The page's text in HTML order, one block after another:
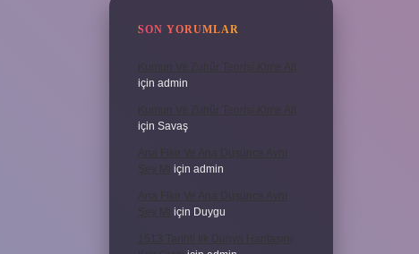
SON YORUMLAR
Kumun Ve Zuhûr Teorisi Kime Ait
için admin
Kumun Ve Zuhûr Teorisi Kime Ait
için Savaş
Ana Fikir Ve Ana Düşünce Aynı
Şey Mi için admin
Ana Fikir Ve Ana Düşünce Aynı
Şey Mi için Duygu
1513 Tarihli Ilk Dünya Haritasını